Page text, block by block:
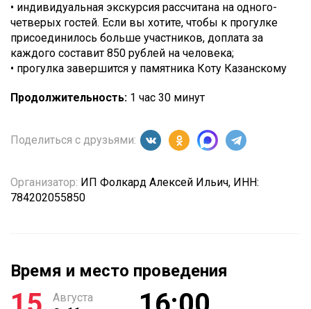
• индивидуальная экскурсия рассчитана на одного-
четверых гостей. Если вы хотите, чтобы к прогулке
присоединилось больше участников, доплата за
каждого составит 850 рублей на человека;
• прогулка завершится у памятника Коту Казанскому
Продолжительность: 1 час 30 минут
Поделиться с друзьями:
Организатор: ИП Фолкард Алексей Ильич, ИНН:
784202055850
Время и место проведения
Августа